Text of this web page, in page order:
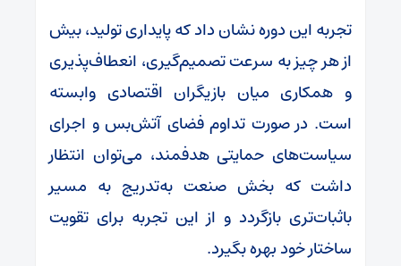
تجربه این دوره نشان داد که پایداری تولید، بیش
از هر چیز به سرعت تصمیم‌گیری، انعطاف‌پذیری
و همکاری میان بازیگران اقتصادی وابسته
است. در صورت تداوم فضای آتش‌بس و اجرای
سیاست‌های حمایتی هدفمند، می‌توان انتظار
داشت که بخش صنعت به‌تدریج به مسیر
باثبات‌تری بازگردد و از این تجربه برای تقویت
ساختار خود بهره بگیرد.